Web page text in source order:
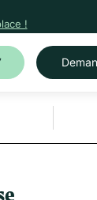
!